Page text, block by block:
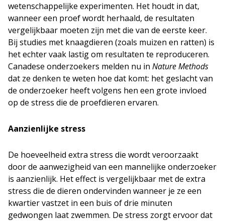
wetenschappelijke experimenten. Het houdt in dat,
wanneer een proef wordt herhaald, de resultaten
vergelijkbaar moeten zijn met die van de eerste keer.
Bij studies met knaagdieren (zoals muizen en ratten) is
het echter vaak lastig om resultaten te reproduceren.
Canadese onderzoekers melden nu in Nature Methods
dat ze denken te weten hoe dat komt: het geslacht van
de onderzoeker heeft volgens hen een grote invloed
op de stress die de proefdieren ervaren.
Aanzienlijke stress
De hoeveelheid extra stress die wordt veroorzaakt
door de aanwezigheid van een mannelijke onderzoeker
is aanzienlijk. Het effect is vergelijkbaar met de extra
stress die de dieren ondervinden wanneer je ze een
kwartier vastzet in een buis of drie minuten
gedwongen laat zwemmen. De stress zorgt ervoor dat